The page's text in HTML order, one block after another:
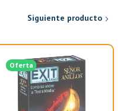
Siguiente producto
Oferta